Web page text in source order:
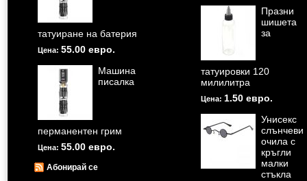
татуиране на батерия
Цена: 55.00 евро.
Машина
писалка
перманентен грим
Цена: 55.00 евро.
Абонирай се
Празни
шишета
за
татуировки 120
милилитра
Цена: 1.50 евро.
Унисекс
слънчеви
очила с
кръгли
малки
стъкла